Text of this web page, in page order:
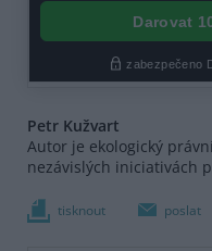
Petr Kužvart
Autor je ekologický
nezávislých iniciativách
tisknout poslat